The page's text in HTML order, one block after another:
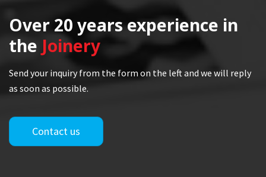
Over 20 yearsexperience in
the Joinery
Send your inquiry from the form on the left and we will reply
as soon as possible.
Contact us